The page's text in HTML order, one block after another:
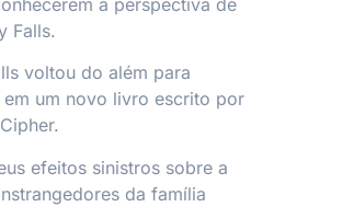
Falls.
voltou do além para
um novo livro escrito por
efeitos sinistros sobre a
da família